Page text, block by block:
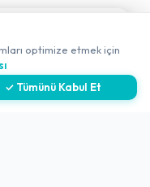
Adatepe Mah.
Buca/İzmir
optimize etmek için
✓ Tümünü Kabul Et
✖